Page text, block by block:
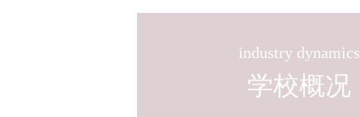
industry dynamics
学校概况